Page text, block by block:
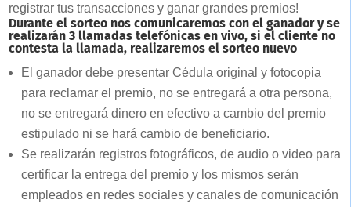
registrar tus transacciones y ganar grandes premios!
Durante el sorteo nos comunicaremos con el ganador y se
realizarán 3 llamadas telefónicas en vivo, si el cliente no
contesta la llamada, realizaremos el sorteo nuevo
El ganador debe presentar Cédula original y fotocopia
para reclamar el premio, no se entregará a otra persona,
no se entregará dinero en efectivo a cambio del premio
estipulado ni se hará cambio de beneficiario.
Se realizarán registros fotográficos, de audio o video para
certificar la entrega del premio y los mismos serán
empleados en redes sociales y canales de comunicación